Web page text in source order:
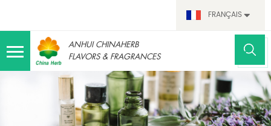
FRANÇAIS
ANHUI CHINAHERB
FLAVORS & FRAGRANCES